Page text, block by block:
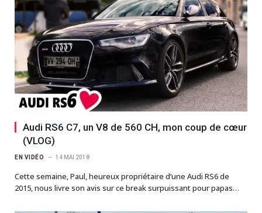
Audi RS6 C7, un V8 de 560 CH, mon coup de cœur
(VLOG)
EN VIDÉO 14 MAI 2018
Cette semaine, Paul, heureux propriétaire d’une Audi RS6 de
2015, nous livre son avis sur ce break surpuissant pour papas…